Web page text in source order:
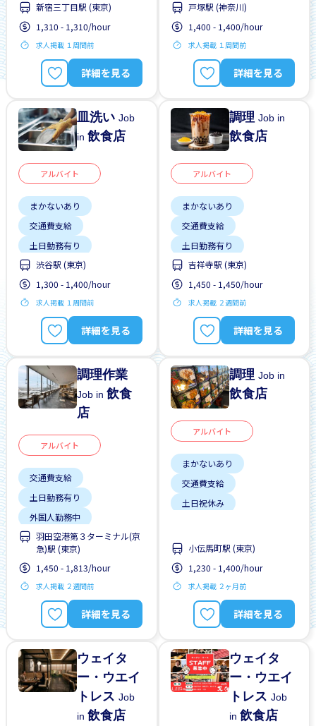
外国人勤務中
女性歓迎
男性歓迎
留学生歓迎
駅から近い
新宿三丁目駅 (東京)
1,310 - 1,310/hour
求人掲載 １周間前
詳細を見る
外国人研修マニュアル
女性歓迎
昇給
戸塚駅 (神奈川)
1,400 - 1,400/hour
求人掲載 １周間前
詳細を見る
皿洗いJob
in飲食店
アルバイト
まかないあり
交通費支給
土日勤務有り
外国人勤務中
女性歓迎
未経験OK
男性歓迎
留学生歓迎
週2，3日
渋谷駅 (東京)
1,300 - 1,400/hour
求人掲載 １周間前
詳細を見る
調理Job in
飲食店
アルバイト
まかないあり
交通費支給
土日勤務有り
外国人勤務中
女性歓迎
正社員登用あり
男性歓迎
駅から近い
吉祥寺駅 (東京)
1,450 - 1,450/hour
求人掲載 ２週間前
詳細を見る
調理作業
Job in飲食
店
アルバイト
交通費支給
土日勤務有り
外国人勤務中
外国人研修マニュアル
夜勤
女性歓迎
昇給
残業少ない
羽田空港第３ターミナル(京
急)駅 (東京)
1,450 - 1,813/hour
求人掲載 ２週間前
詳細を見る
調理Job in
飲食店
アルバイト
まかないあり
交通費支給
土日祝休み
女性歓迎
早朝
未経験OK
残業少ない
男性歓迎
小伝馬町駅 (東京)
1,230 - 1,400/hour
求人掲載 ２ヶ月前
詳細を見る
ウェイタ
ー・ウエイ
トレスJob
in飲食店
ウェイタ
ー・ウエイ
トレスJob
in飲食店